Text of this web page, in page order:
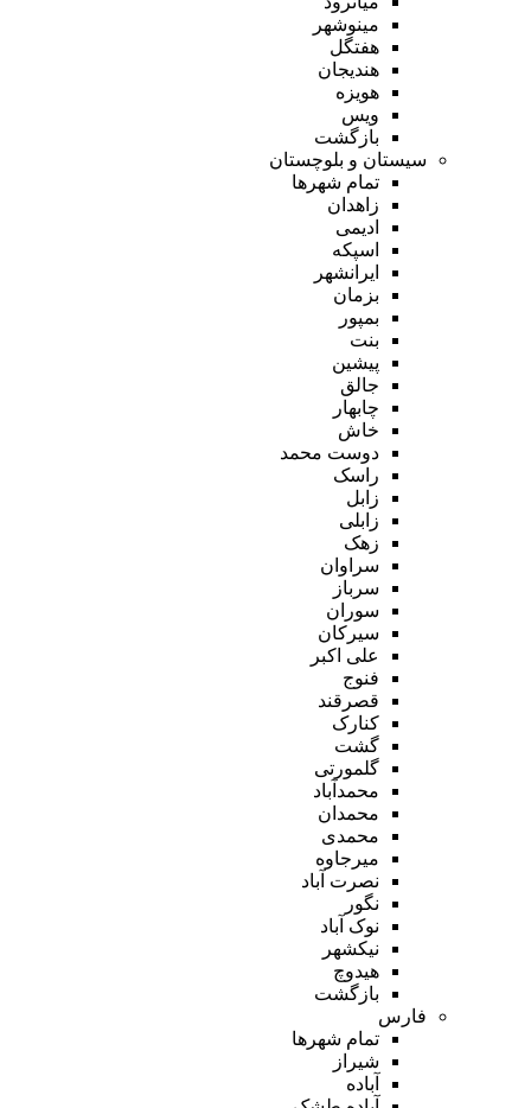
مینوشهر
هفتگل
هندیجان
هویزه
ویس
بازگشت
سیستان و بلوچستان
تمام شهر‌ها
زاهدان
ادیمی
اسپکه
ایرانشهر
بزمان
بمپور
بنت
پیشین
جالق
چابهار
خاش
دوست محمد
راسک
زابل
زابلی
زهک
سراوان
سرباز
سوران
سیرکان
علی اکبر
فنوج
قصرقند
کنارک
گشت
گلمورتی
محمدآباد
محمدان
محمدی
میرجاوه
نصرت آباد
نگور
نوک آباد
نیکشهر
هیدوچ
بازگشت
فارس
تمام شهر‌ها
شیراز
آباده